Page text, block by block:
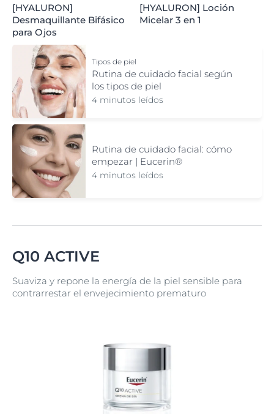
[HYALURON]
Desmaquillante Bifásico
para Ojos
[HYALURON] Loción
Micelar 3 en 1
Tipos de piel
Rutina de cuidado facial según
los tipos de piel
4 minutos leídos
Rutina de cuidado facial: cómo
empezar | Eucerin®
4 minutos leídos
Q10 ACTIVE
Suaviza y repone la energía de la piel sensible para
contrarrestar el envejecimiento prematuro